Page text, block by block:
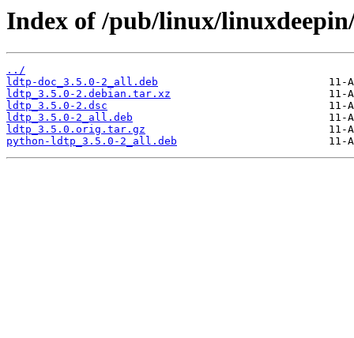
Index of /pub/linux/
../
ldtp-doc_3.5.0-2_all.deb
ldtp_3.5.0-2.debian.tar.xz
ldtp_3.5.0-2.dsc
ldtp_3.5.0-2_all.deb
ldtp_3.5.0.orig.tar.gz
python-ldtp_3.5.0-2_all.deb